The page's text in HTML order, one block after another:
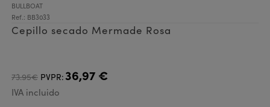
BULLBOAT
Ref.: BB3033
Cepillo secado Mermade Rosa
73.95€ PVPR:36,97 €
IVA incluido